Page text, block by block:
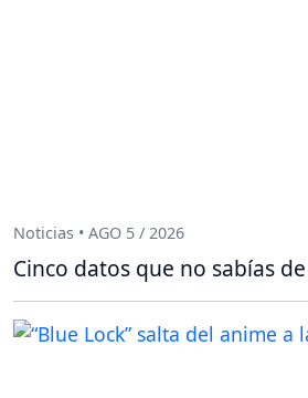
Noticias • AGO 5 / 2026
Cinco datos que no sabías